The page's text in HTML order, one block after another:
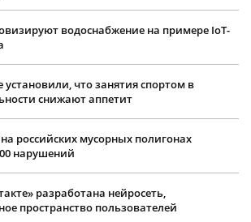
водоснабжение на примере IoT-
установили, что занятия спортом в
снижают аппетит
российских мусорных полигонах
нарушений
разработана нейросеть,
пространство пользователей